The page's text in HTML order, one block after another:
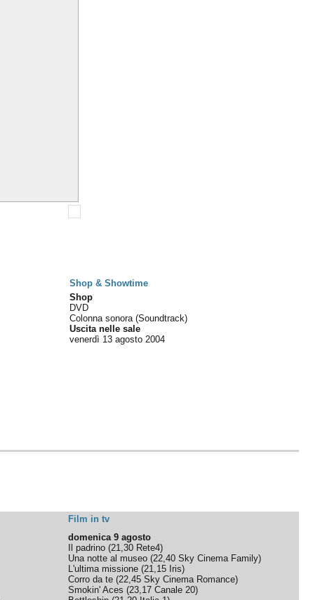
Shop & Showtime
Shop
DVD
Colonna sonora (Soundtrack)
Uscita nelle sale
venerdì 13 agosto 2004
Film in tv
domenica 9 agosto
Il padrino (21,30 Rete4)
Una notte al museo (22,40 Sky Cinema Family)
L'ultima missione (21,15 Iris)
Corro da te (22,45 Sky Cinema Romance)
Smokin' Aces (23,17 Canale 20)